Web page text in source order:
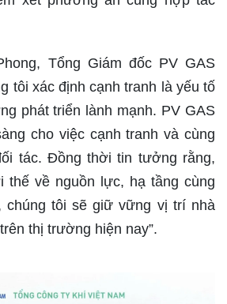
Tổng Giám đốc PV GAS
tôi xác định cạnh tranh là yếu tố
phát triển lành mạnh. PV GAS
cho việc cạnh tranh và cùng
tác. Đồng thời tin tưởng rằng,
về nguồn lực, hạ tầng cùng
chúng tôi sẽ giữ vững vị trí nhà
thị trường hiện nay”.